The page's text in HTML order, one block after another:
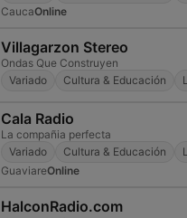
CaucaOnline
Villagarzon Stereo
Ondas Que Construyen
Variado
Cultura & Educación
Cala Radio
La compañia perfecta
Variado
Cultura & Educación
GuaviareOnline
HalconRadio.com